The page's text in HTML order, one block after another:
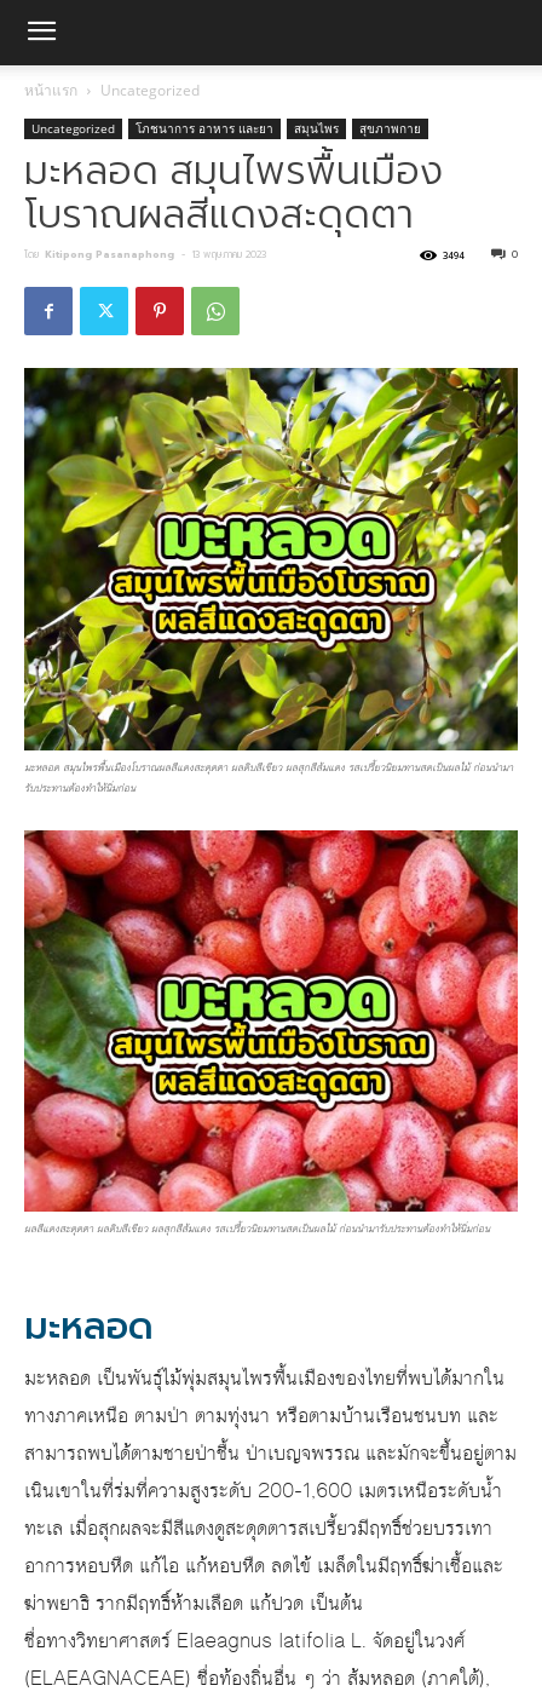
หน้าแรก Uncategorized
Uncategorized โภชนาการ อาหาร และยา สมุนไพร สุขภาพกาย
มะหลอด สมุนไพรพื้นเมือง
โบราณผลสีแดงสะดุดตา
โดย Kitipong Pasanaphong - 13 พฤษภาคม 2023 0
3494
มะหลอด สมุนไพรพื้นเมืองโบราณผลสีแดงสะดุดตา ผลดิบสีเขียว ผลสุกสีส้มแดง รสเปรี้ยวนิยมทานสดเป็นผลไม้ ก่อนนำมา
รับประทานต้องทำให้นิ่มก่อน
ผลสีแดงสะดุดตา ผลดิบสีเขียว ผลสุกสีส้มแดง รสเปรี้ยวนิยมทานสดเป็นผลไม้ ก่อนนำมารับประทานต้องทำให้นิ่มก่อน
มะหลอด
มะหลอด เป็นพันธุ์ไม้พุ่มสมุนไพรพื้นเมืองของไทยที่พบได้มากใน
ทางภาคเหนือ ตามป่า ตามทุ่งนา หรือตามบ้านเรือนชนบท และ
สามารถพบได้ตามชายป่าชื้น ป่าเบญจพรรณ และมักจะขึ้นอยู่ตาม
เนินเขาในที่ร่มที่ความสูงระดับ 200-1,600 เมตรเหนือระดับน้ำ
ทะเล เมื่อสุกผลจะมีสีแดงดูสะดุดตารสเปรี้ยวมีฤทธิ์ช่วยบรรเทา
อาการหอบหืด แก้ไอ แก้หอบหืด ลดไข้ เมล็ดในมีฤทธิ์ฆ่าเชื้อและ
ฆ่าพยาธิ รากมีฤทธิ์ห้ามเลือด แก้ปวด เป็นต้น
ชื่อทางวิทยาศาสตร์ Elaeagnus latifolia L. จัดอยู่ในวงศ์
(ELAEAGNACEAE) ชื่อท้องถิ่นอื่น ๆ ว่า ส้มหลอด (ภาคใต้),